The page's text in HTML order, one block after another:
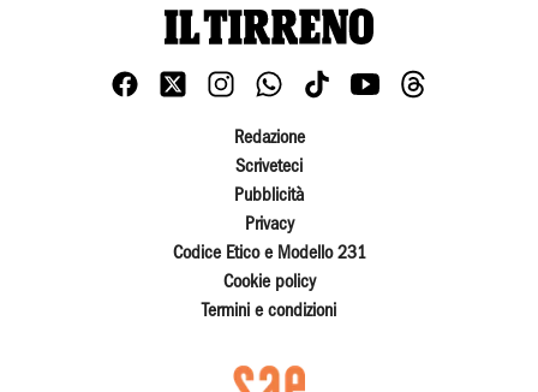
Redazione
Scriveteci
Pubblicità
Privacy
Codice Etico e Modello 231
Cookie policy
Termini e condizioni